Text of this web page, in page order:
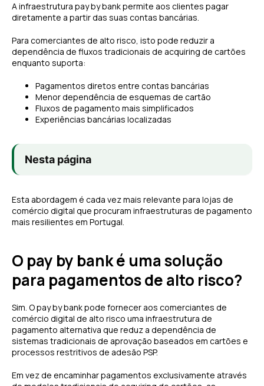
A infraestrutura pay by bank permite aos clientes pagar
diretamente a partir das suas contas bancárias.
Para comerciantes de alto risco, isto pode reduzir a
dependência de fluxos tradicionais de acquiring de cartões
enquanto suporta:
Pagamentos diretos entre contas bancárias
Menor dependência de esquemas de cartão
Fluxos de pagamento mais simplificados
Experiências bancárias localizadas
Nesta página
Esta abordagem é cada vez mais relevante para lojas de
comércio digital que procuram infraestruturas de pagamento
mais resilientes em Portugal.
O pay by bank é uma solução
para pagamentos de alto risco?
Sim. O pay by bank pode fornecer aos comerciantes de
comércio digital de alto risco uma infraestrutura de
pagamento alternativa que reduz a dependência de
sistemas tradicionais de aprovação baseados em cartões e
processos restritivos de adesão PSP.
Em vez de encaminhar pagamentos exclusivamente através